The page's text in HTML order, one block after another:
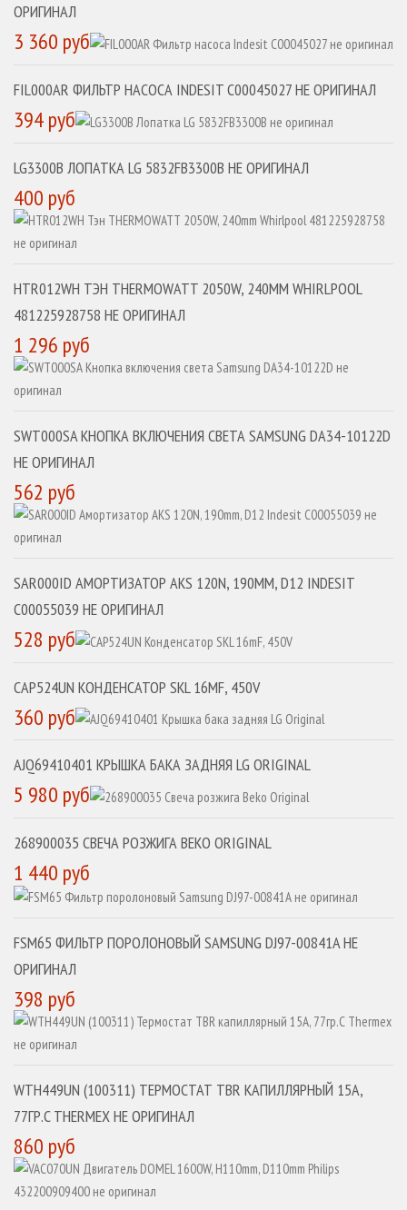
ОРИГИНАЛ
3 360 руб
FIL000AR ФИЛЬТР НАСОСА INDESIT C00045027 НЕ ОРИГИНАЛ
394 руб
LG3300B ЛОПАТКА LG 5832FB3300B НЕ ОРИГИНАЛ
400 руб
HTR012WH ТЭН THERMOWATT 2050W, 240MM WHIRLPOOL
481225928758 НЕ ОРИГИНАЛ
1 296 руб
SWT000SA КНОПКА ВКЛЮЧЕНИЯ СВЕТА SAMSUNG DA34-10122D
НЕ ОРИГИНАЛ
562 руб
SAR000ID АМОРТИЗАТОР AKS 120N, 190MM, D12 INDESIT
C00055039 НЕ ОРИГИНАЛ
528 руб
CAP524UN КОНДЕНСАТОР SKL 16MF, 450V
360 руб
AJQ69410401 КРЫШКА БАКА ЗАДНЯЯ LG ORIGINAL
5 980 руб
268900035 СВЕЧА РОЗЖИГА BEKO ORIGINAL
1 440 руб
FSM65 ФИЛЬТР ПОРОЛОНОВЫЙ SAMSUNG DJ97-00841A НЕ
ОРИГИНАЛ
398 руб
WTH449UN (100311) ТЕРМОСТАТ TBR КАПИЛЛЯРНЫЙ 15A,
77ГР.C THERMEX НЕ ОРИГИНАЛ
860 руб